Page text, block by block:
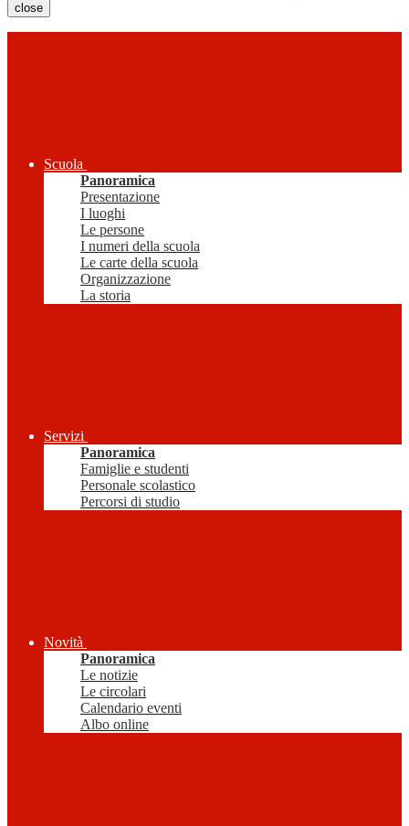
close
Scuola
Panoramica
Presentazione
I luoghi
Le persone
I numeri della scuola
Le carte della scuola
Organizzazione
La storia
Servizi
Panoramica
Famiglie e studenti
Personale scolastico
Percorsi di studio
Novità
Panoramica
Le notizie
Le circolari
Calendario eventi
Albo online